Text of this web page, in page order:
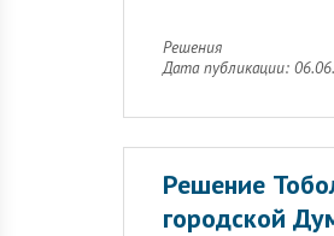
Решения
Дата публикации:
Решение
городской